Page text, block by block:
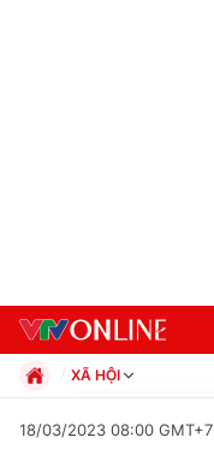
XÃ HỘI
Xã hội
18/03/2023 08:00 GMT+7